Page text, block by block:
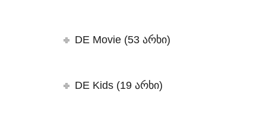
DE Movie (53 არხი)
DE Kids (19 არხი)